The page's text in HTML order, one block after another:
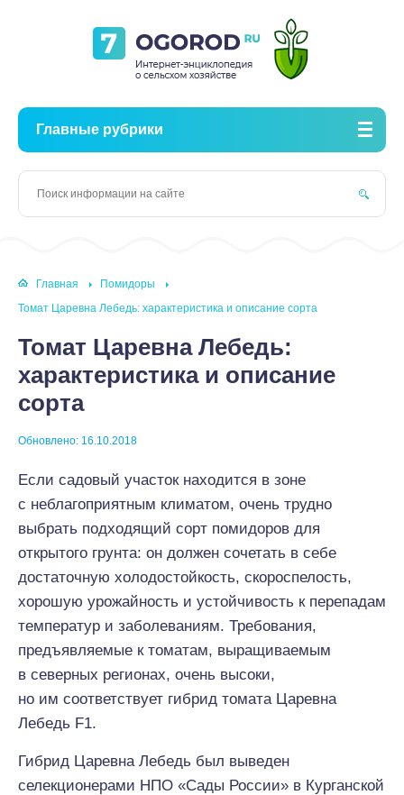
Главные рубрики
Главная
Помидоры
Томат Царевна Лебедь: характеристика и описание сорта
Томат Царевна Лебедь:
характеристика и описание
сорта
Обновлено: 16.10.2018
Если садовый участок находится в зоне
с неблагоприятным климатом, очень трудно
выбрать подходящий сорт помидоров для
открытого грунта: он должен сочетать в себе
достаточную холодостойкость, скороспелость,
хорошую урожайность и устойчивость к перепадам
температур и заболеваниям. Требования,
предъявляемые к томатам, выращиваемым
в северных регионах, очень высоки,
но им соответствует гибрид томата Царевна
Лебедь F1.
Гибрид Царевна Лебедь был выведен
селекционерами НПО «Сады России» в Курганской